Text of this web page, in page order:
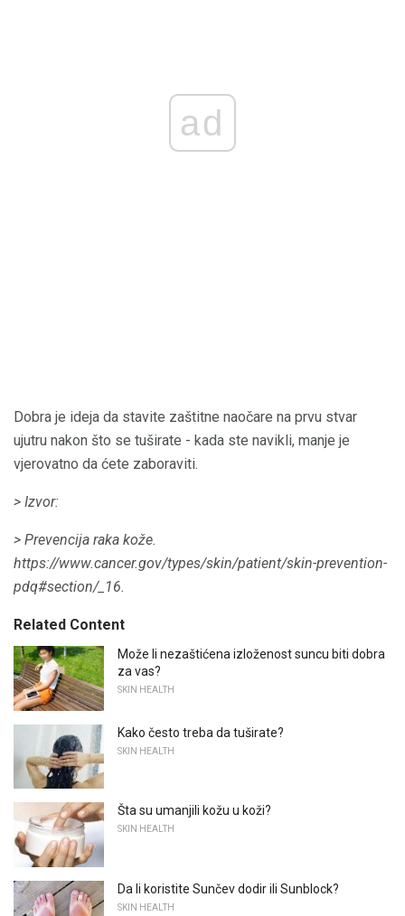
ad
Dobra je ideja da stavite zaštitne naočare na prvu stvar
ujutru nakon što se tuširate - kada ste navikli, manje je
vjerovatno da ćete zaboraviti.
> Izvor:
> Prevencija raka kože.
https://www.cancer.gov/types/skin/patient/skin-prevention-
pdq#section/_16.
Related Content
Može li nezaštićena izloženost suncu biti dobra
za vas?
SKIN HEALTH
Kako često treba da tuširate?
SKIN HEALTH
Šta su umanjili kožu u koži?
SKIN HEALTH
Da li koristite Sunčev dodir ili Sunblock?
SKIN HEALTH